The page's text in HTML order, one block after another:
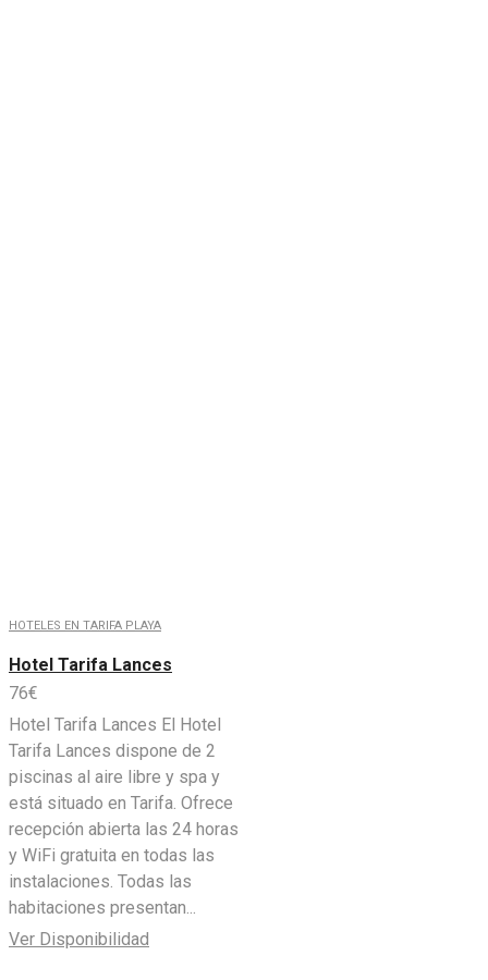
HOTELES EN TARIFA PLAYA
Hotel Tarifa Lances
76€
Hotel Tarifa Lances El Hotel
Tarifa Lances dispone de 2
piscinas al aire libre y spa y
está situado en Tarifa. Ofrece
recepción abierta las 24 horas
y WiFi gratuita en todas las
instalaciones. Todas las
habitaciones presentan...
Ver Disponibilidad